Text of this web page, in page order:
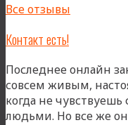
Все отзывы
Контакт есть!
Последнее онлайн
совсем живым,
когда не чувствуешь
людьми. Но все же он